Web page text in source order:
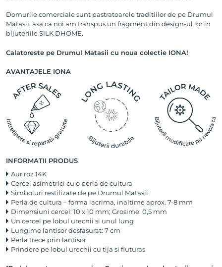
Domurile comerciale sunt pastratoarele traditiilor de pe Drumul
Matasii, asa ca noi am transpus un fragment din design-ul lor in
bijuteriile SILK DHOME.
Calatoreste pe Drumul Matasii cu noua colectie IONA!
AVANTAJELE IONA
INFORMATII PRODUS
Aur roz 14K
Cercei asimetrici cu o perla de cultura
Simboluri restilizate de pe Drumul Matasii
Perla de cultura – forma lacrima, inaltime aprox. 7-8 mm
Dimensiuni cercel: 10 x 10 mm; Grosime: 0,5 mm
Un cercel pe lobul urechii si unul lung
Lungime lantisor desfasurat: 7 cm
Perla trece prin lantisor
Prindere pe lobul urechii cu tija si fluturas